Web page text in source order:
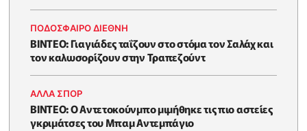
ΠΟΔΟΣΦΑΙΡΟ ΔΙΕΘΝΗ
ΒΙΝΤΕΟ: Γιαγιάδες ταΐζουν στο στόμα τον Σαλάχ και
τον καλωσορίζουν στην Τραπεζούντ
ΑΛΛΑ ΣΠΟΡ
ΒΙΝΤΕΟ: Ο Αντετοκούνμπο μιμήθηκε τις πιο αστείες
γκριμάτσες του Μπαμ Αντεμπάγιο